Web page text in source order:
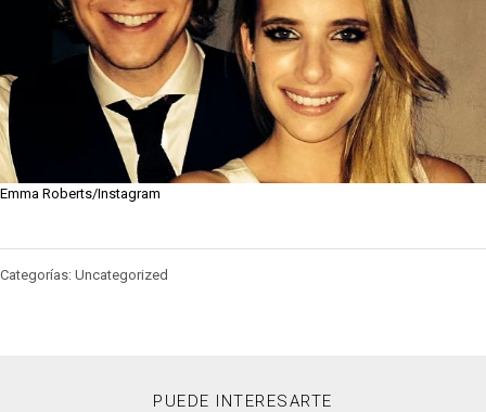
Emma Roberts/Instagram
Categorías: Uncategorized
PUEDE INTERESARTE